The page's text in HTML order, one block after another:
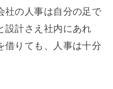
社の人事は自分の足で
設計さえ社内にあれ
借りても、人事は十分